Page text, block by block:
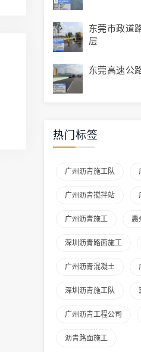
东莞市政道
层
东莞高速公
热门标签
广州沥青施工队
广州沥青搅拌站
广州沥青施工 惠
深圳沥青路面施工
广州沥青混凝土
深圳沥青施工队
广州沥青工程公司
沥青路面施工